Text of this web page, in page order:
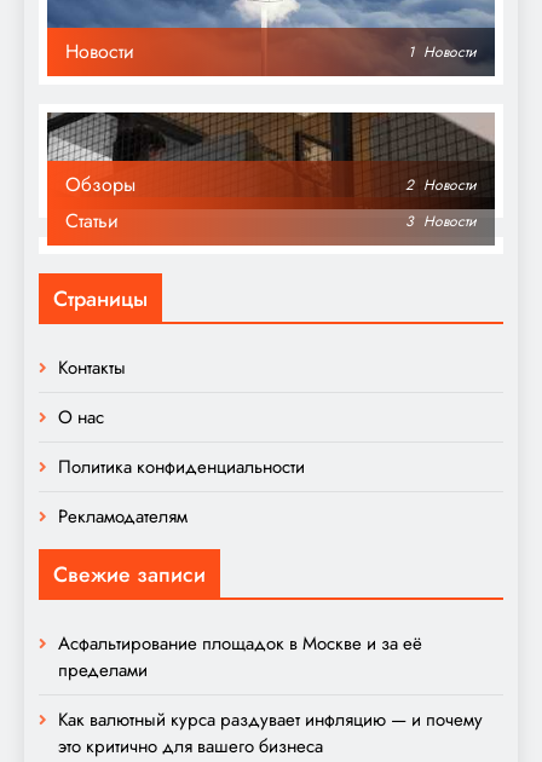
Новости 1 Новости
Обзоры 2 Новости
Статьи 3 Новости
Страницы
Контакты
О нас
Политика конфиденциальности
Рекламодателям
Свежие записи
Асфальтирование площадок в Москве и за её
пределами
Как валютный курса раздувает инфляцию — и почему
это критично для вашего бизнеса